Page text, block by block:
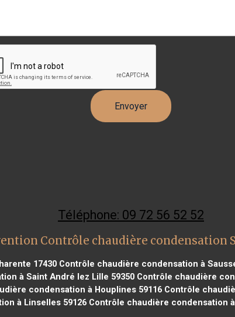
Téléphone: 09 72 56 52 52
Contrôle chaudière condensation
17430Contrôle chaudière condensation à
à Saint André lez Lille 59350 Contrôle chaudière
condensation à Houplines 59116Contrôle
à Linselles 59126Contrôle chaudière condensation